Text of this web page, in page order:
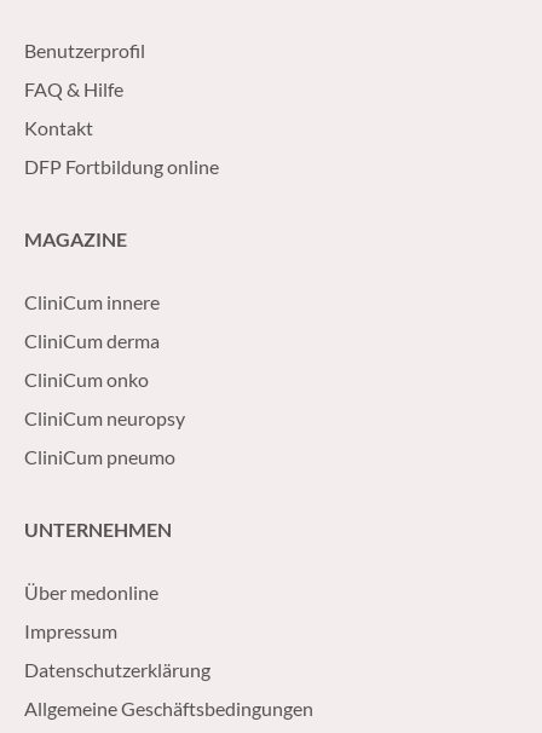
Benutzerprofil
FAQ & Hilfe
Kontakt
DFP Fortbildung online
MAGAZINE
CliniCum innere
CliniCum derma
CliniCum onko
CliniCum neuropsy
CliniCum pneumo
UNTERNEHMEN
Über medonline
Impressum
Datenschutzerklärung
Allgemeine Geschäftsbedingungen